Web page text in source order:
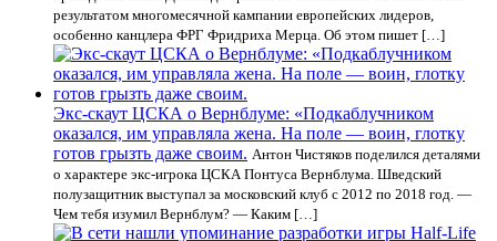
результатом многомесячной кампании европейских лидеров,
особенно канцлера ФРГ Фридриха Мерца. Об этом пишет […]
Экс-скаут ЦСКА о Вернблуме: «Подкаблучником
оказался, им управляла жена. На поле — воин, глотку
готов грызть даже своим. Антон Чистяков поделился деталями
о характере экс-игрока ЦСКА Понтуса Вернблума. Шведский
полузащитник выступал за московский клуб с 2012 по 2018 год. —
Чем тебя изумил Вернблум? — Каким […]